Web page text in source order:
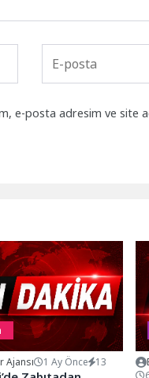
e-posta adresim ve site
Ajansı 1 Ay Önce 13